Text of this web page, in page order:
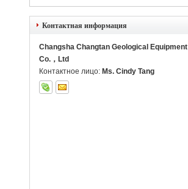
Контактная информация
Changsha Changtan Geological Equipment
Co.，Ltd
Контактное лицо: Ms. Cindy Tang